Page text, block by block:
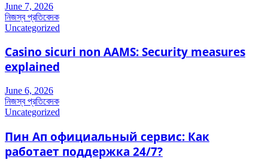
June 7, 2026
নিজস্ব প্রতিবেদক
Uncategorized
Casino sicuri non AAMS: Security measures
explained
June 6, 2026
নিজস্ব প্রতিবেদক
Uncategorized
Пин Ап официальный сервис: Как
работает поддержка 24/7?